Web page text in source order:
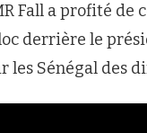
Fall a profité
derrière le
les Sénégal des